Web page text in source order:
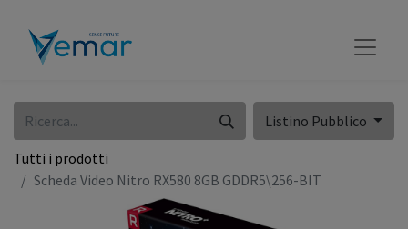
Listino Pubblico
Tutti i prodotti
Scheda Video Nitro RX580 8GB GDDR5\256-BIT